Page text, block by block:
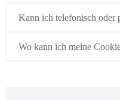
Kann ich telefonisch oder
Wo kann ich meine